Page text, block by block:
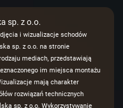
sp. z o.o.
i wizualizacje schodów
sp. z o.o. na stronie
mediach, przedstawiają
im miejsca montażu
mają charakter
rozwiązań technicznych
sp. z o.o. Wykorzystywanie